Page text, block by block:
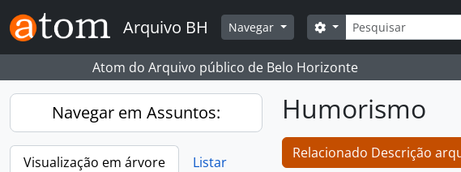
Skip to main content
Arquivo BH Navegar Buscar
Opções de busca
Atom do Arquivo público de Belo Horizonte
Navegar em Assuntos:
Visualização em árvore
Listar
Humorismo
Relacionado Descrição